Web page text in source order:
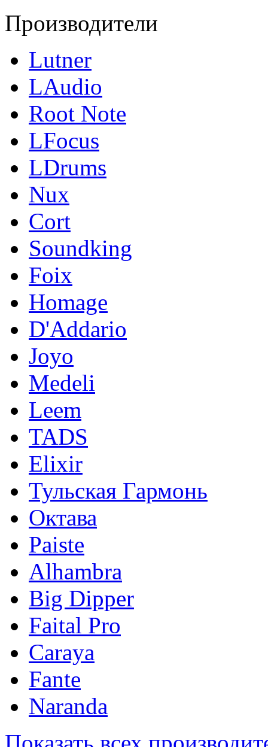
Производители
Lutner
LAudio
Root Note
LFocus
LDrums
Nux
Cort
Soundking
Foix
Homage
D'Addario
Joyo
Medeli
Leem
TADS
Elixir
Тульская Гармонь
Октава
Paiste
Alhambra
Big Dipper
Faital Pro
Caraya
Fante
Naranda